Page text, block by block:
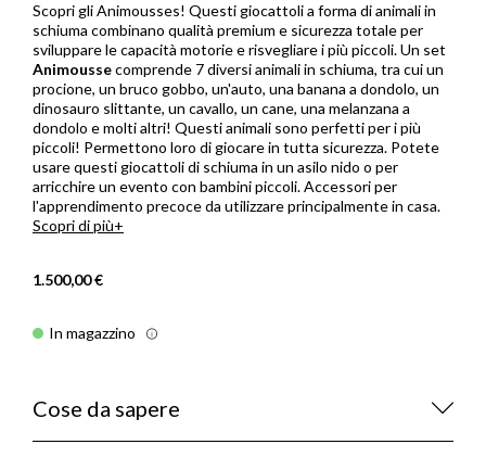
Scopri gli Animousses! Questi giocattoli a forma di animali in
schiuma combinano qualità premium e sicurezza totale per
sviluppare le capacità motorie e risvegliare i più piccoli. Un set
Animoussecomprende 7 diversi animali in schiuma, tra cui un
procione, un bruco gobbo, un'auto, una banana a dondolo, un
dinosauro slittante, un cavallo, un cane, una melanzana a
dondolo e molti altri! Questi animali sono perfetti per i più
piccoli! Permettono loro di giocare in tutta sicurezza. Potete
usare questi giocattoli di schiuma in un asilo nido o per
arricchire un evento con bambini piccoli. Accessori per
l'apprendimento precoce da utilizzare principalmente in casa.
Scopri di più
1.500,00 €
In magazzino
Cose da sapere